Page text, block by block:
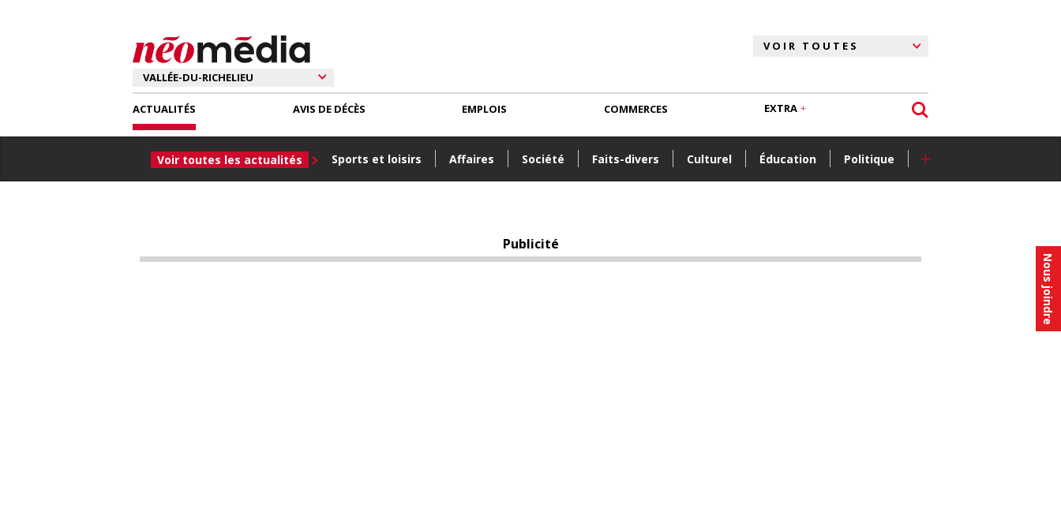
Nous joindre
ACTUALITÉS
Voir toutes les actualités Sports et loisirs Affaires Société Faits-divers Culturel Éducation Politique +
AVIS DE DÉCÈS EMPLOIS COMMERCES EXTRA
Publicité